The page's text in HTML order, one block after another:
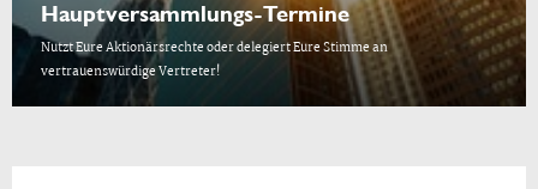
Hauptversammlungs-Termine
Nutzt Eure Aktionärsrechte oder delegiert Eure Stimme an
vertrauenswürdige Vertreter!